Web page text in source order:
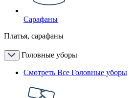
Сарафаны
Платья, сарафаны
Головные уборы
Смотреть Все Головные уборы